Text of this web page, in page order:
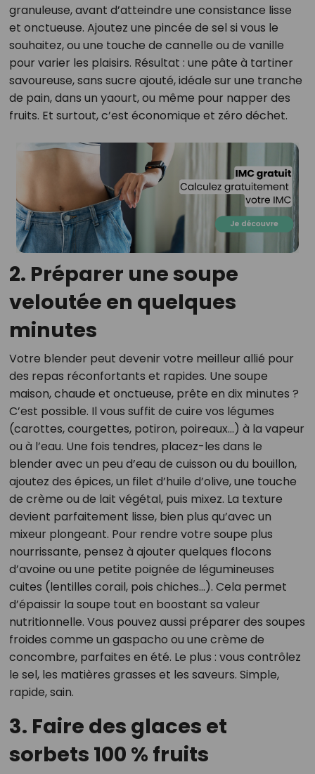
granuleuse, avant d’atteindre une consistance lisse
et onctueuse. Ajoutez une pincée de sel si vous le
souhaitez, ou une touche de cannelle ou de vanille
pour varier les plaisirs. Résultat : une pâte à tartiner
savoureuse, sans sucre ajouté, idéale sur une tranche
de pain, dans un yaourt, ou même pour napper des
fruits. Et surtout, c’est économique et zéro déchet.
2. Préparer une soupe
veloutée en quelques
minutes
Votre blender peut devenir votre meilleur allié pour
des repas réconfortants et rapides. Une soupe
maison, chaude et onctueuse, prête en dix minutes ?
C’est possible. Il vous suffit de cuire vos légumes
(carottes, courgettes, potiron, poireaux…) à la vapeur
ou à l’eau. Une fois tendres, placez-les dans le
blender avec un peu d’eau de cuisson ou du bouillon,
ajoutez des épices, un filet d’huile d’olive, une touche
de crème ou de lait végétal, puis mixez. La texture
devient parfaitement lisse, bien plus qu’avec un
mixeur plongeant. Pour rendre votre soupe plus
nourrissante, pensez à ajouter quelques flocons
d’avoine ou une petite poignée de légumineuses
cuites (lentilles corail, pois chiches…). Cela permet
d’épaissir la soupe tout en boostant sa valeur
nutritionnelle. Vous pouvez aussi préparer des soupes
froides comme un gaspacho ou une crème de
concombre, parfaites en été. Le plus : vous contrôlez
le sel, les matières grasses et les saveurs. Simple,
rapide, sain.
3. Faire des glaces et
sorbets 100 % fruits